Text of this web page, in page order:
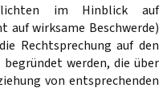
im Hinblick auf
auf wirksame Beschwerde)
Rechtsprechung auf den
werden, die über
von entsprechenden